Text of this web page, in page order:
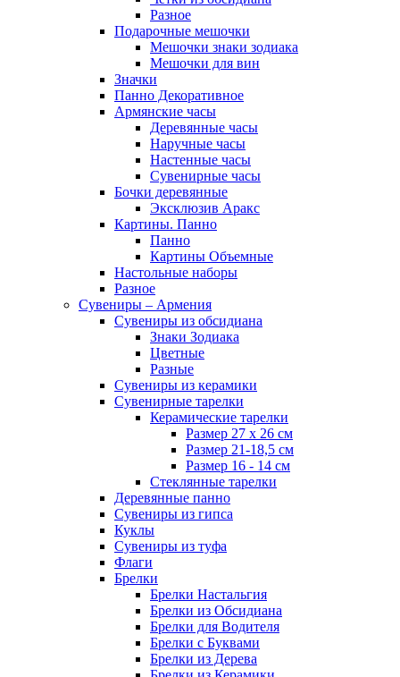
Разное
Подарочные мешочки
Мешочки знаки зодиака
Мешочки для вин
Значки
Панно Декоративное
Армянские часы
Деревянные часы
Наручные часы
Настенные часы
Сувенирные часы
Бочки деревянные
Эксклюзив Аракс
Картины. Панно
Панно
Картины Объемные
Настольные наборы
Разное
Сувениры – Армения
Сувениры из обсидиана
Знаки Зодиака
Цветные
Разные
Сувениры из керамики
Сувенирные тарелки
Керамические тарелки
Размер 27 х 26 см
Размер 21-18,5 см
Размер 16 - 14 см
Стеклянные тарелки
Деревянные панно
Сувениры из гипса
Куклы
Сувениры из туфа
Флаги
Брелки
Брелки Настальгия
Брелки из Обсидиана
Брелки для Водителя
Брелки с Буквами
Брелки из Дерева